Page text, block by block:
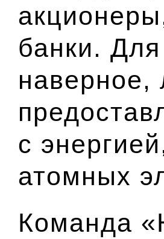
банки.
с
атомных
Команда